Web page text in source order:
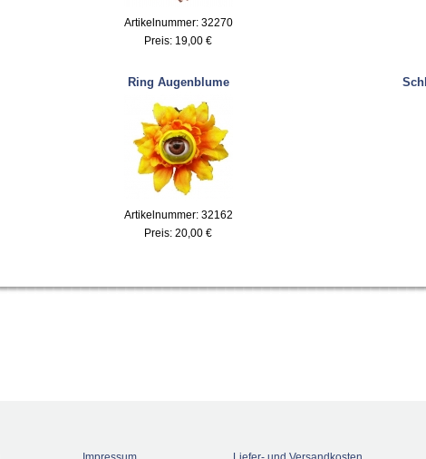
Artikelnummer: 32270
Preis: 19,00 €
Ring Augenblume
Artikelnummer: 32162
Preis: 20,00 €